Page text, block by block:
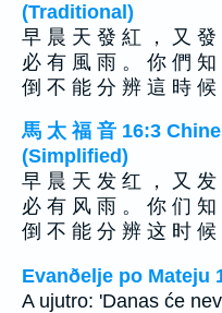
(Traditional)
早 晨 天 發 紅 ， 又
必 有 風 雨 。 你 們 知
倒 不 能 分 辨 這 時 候
馬 太 福 音 16:3
(Simplified)
早 晨 天 发 红 ， 又
必 有 风 雨 。 你 们 知
倒 不 能 分 辨 这 时 候
Evanðelje po Mateju
A ujutro: 'Danas će